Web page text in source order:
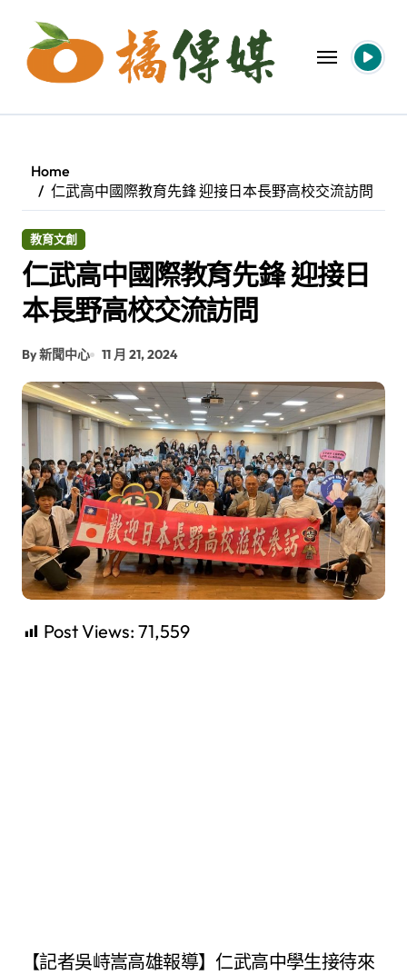
content
Home
仁武高中國際教育先鋒 迎接日本長野高校交流訪問
教育文創
仁武高中國際教育先鋒 迎接日
本長野高校交流訪問
By 新聞中心 11 月 21, 2024
Post Views: 71,559
【記者吳峙嵩高雄報導】仁武高中學生接待來